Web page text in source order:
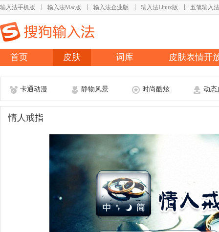
输入法手机版 输入法Mac版 输入法企业版 输入法Linux版 五笔输入法
首页 皮肤 词库 皮肤表情开
卡通动漫 静物风景 时尚酷炫 动态
情人戒指